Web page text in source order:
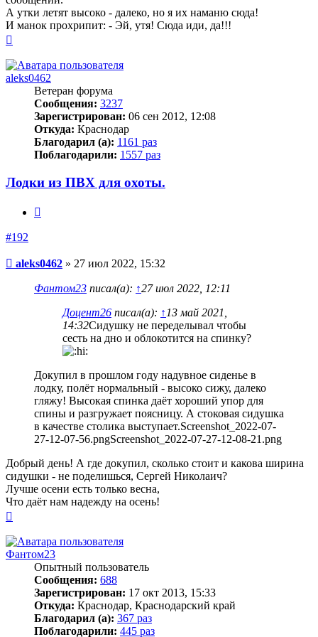
А утки летят высоко - далеко, но я их наманю сюда!
И манок прохрипит: - Эй, утя! Сюда иди, да!!!
началу
aleks0462
Ветеран форума
Сообщения: 3237
Зарегистрирован: 06 сен 2012, 12:08
Откуда: Краснодар
Благодарил (а): 1161 раз
Поблагодарили: 1557 раз
Лодки из ПВХ для охоты.
#192
Сообщение
aleks0462 » 27 июл 2022, 15:32
Фантом23 писал(а): ↑27 июл 2022, 12:11
Доцент26 писал(а): ↑ 13 май 2021,
14:32Сидушку не переделывал чтобы
сесть на дно и облокотится на спинку?
Докупил в прошлом году надувное сиденье в
лодку, полёт нормальный - высоко сижу, далеко
гляжу! Высокая спинка даёт хороший упор для
спины и разгружает поясницу. А стоковая сидушка
в качестве столика выступает.Screenshot_2022-07-
27-12-07-56.pngScreenshot_2022-07-27-12-08-21.png
Добрый день! А где докупил, сколько стоит и какова ширина
сидушки - не поделишься, Сергей Николаич?
Лучше осени есть только весна,
Что даёт нам надежду на осень!
началу
Фантом23
Опытный пользователь
Сообщения: 688
Зарегистрирован: 17 окт 2013, 15:33
Откуда: Краснодар, Краснодарский край
Благодарил (а): 367 раз
Поблагодарили: 445 раз